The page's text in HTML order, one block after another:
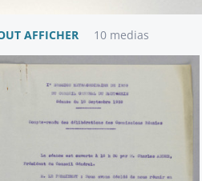
AFFICHER 10 medias